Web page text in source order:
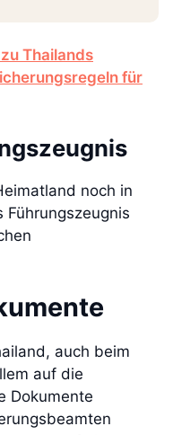
Thailands
für
noch in
auch beim
auf die
Dokumente